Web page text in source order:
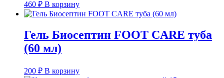
460 ₽ В корзину
Гель Биосептин FOOT CARE туба
(60 мл)
200 ₽ В корзину